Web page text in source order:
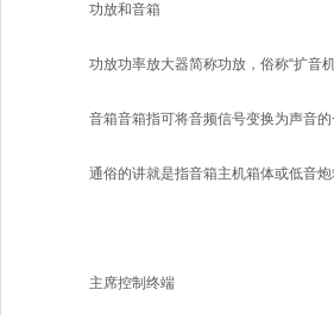
功放和音箱
功放功率放大器简称功放，俗称“扩音
音箱音箱指可将音频信号变换为声音的
通俗的讲就是指音箱主机箱体或低音
主席控制终端